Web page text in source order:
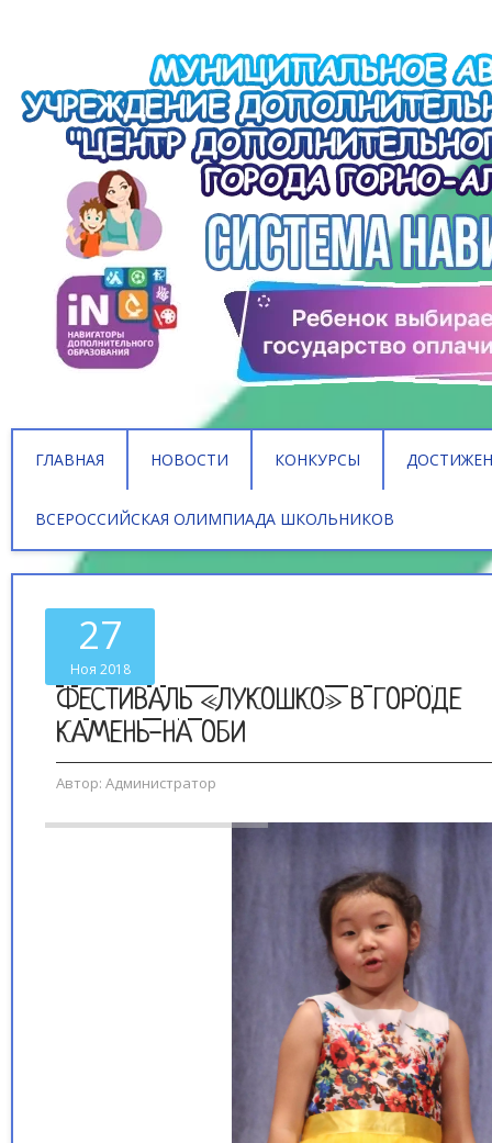
ГЛАВНАЯ НОВОСТИ КОНКУРСЫ
ВСЕРОССИЙСКАЯ ОЛИМПИАДА ШКОЛЬНИКОВ
27
Ноя 2018
ФЕСТИВАЛЬ «ЛУКОШКО» В ГОРОДЕ
КАМЕНЬ-НА ОБИ
Автор: Администратор